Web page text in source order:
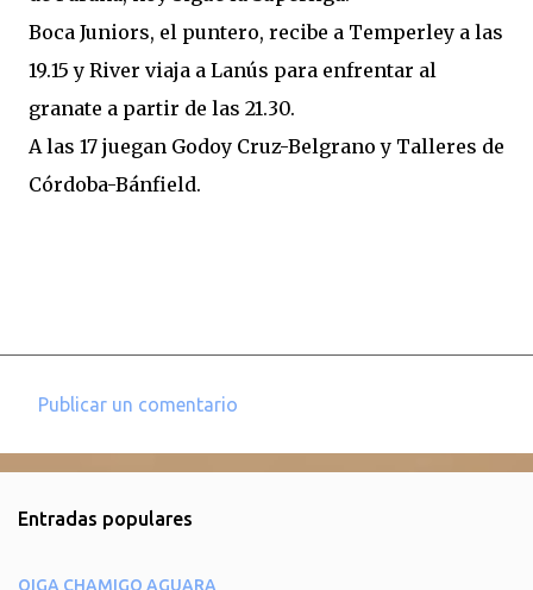
Boca Juniors, el puntero, recibe a Temperley a las
19.15 y River viaja a Lanús para enfrentar al
granate a partir de las 21.30.
A las 17 juegan Godoy Cruz-Belgrano y Talleres de
Córdoba-Bánfield.
e
Publicar un comentario
Entradas populares
OIGA CHAMIGO AGUARA